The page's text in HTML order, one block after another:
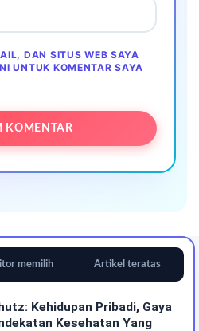
DAN SITUS WEB SAYA
UNTUK KOMENTAR SAYA
memilih Artikel teratas
Kehidupan Pribadi, Gaya
Kesehatan Yang